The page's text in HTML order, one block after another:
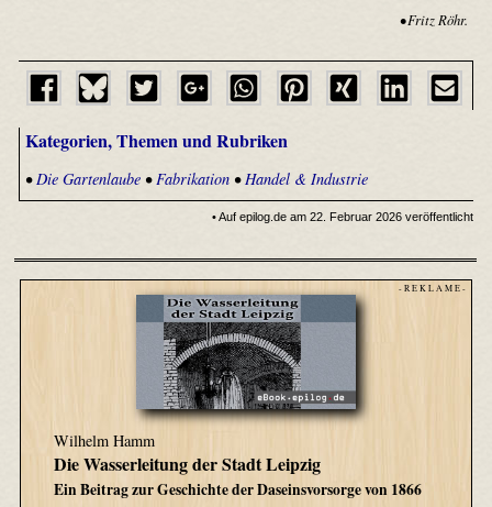
• Fritz Röhr.
Kategorien, Themen und Rubriken
•Die Gartenlaube•Fabrikation•Handel & Industrie
• Auf epilog.de am 22. Februar 2026 veröffentlicht
- R E K L A M E -
Wilhelm Hamm
Die Wasserleitung der Stadt Leipzig
Ein Beitrag zur Geschichte der Daseinsvorsorge von 1866